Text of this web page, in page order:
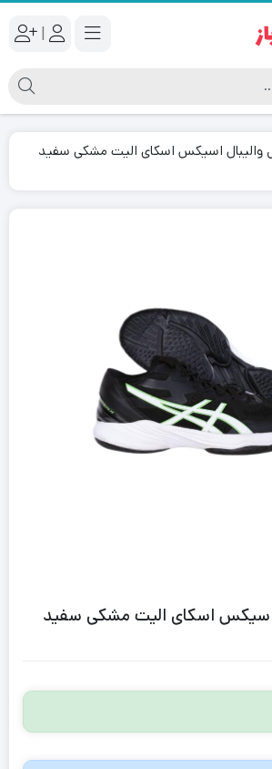
|
اسیکس اسکای الیت مشکی سفید
اسکای الیت مشکی سفید